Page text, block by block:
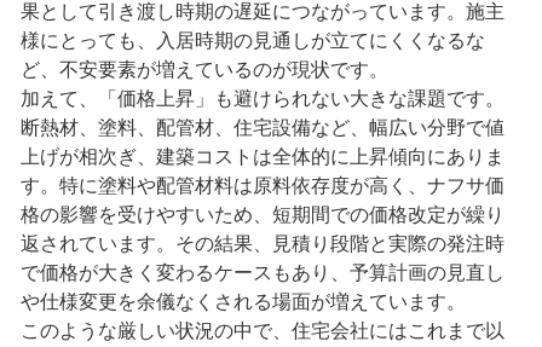
果として引き渡し時期の遅延につながっています。施主
様にとっても、入居時期の見通しが立てにくくなるな
ど、不安要素が増えているのが現状です。
加えて、「価格上昇」も避けられない大きな課題です。
断熱材、塗料、配管材、住宅設備など、幅広い分野で値
上げが相次ぎ、建築コストは全体的に上昇傾向にありま
す。特に塗料や配管材料は原料依存度が高く、ナフサ価
格の影響を受けやすいため、短期間での価格改定が繰り
返されています。その結果、見積り段階と実際の発注時
で価格が大きく変わるケースもあり、予算計画の見直し
や仕様変更を余儀なくされる場面が増えています。
このような厳しい状況の中で、住宅会社にはこれまで以